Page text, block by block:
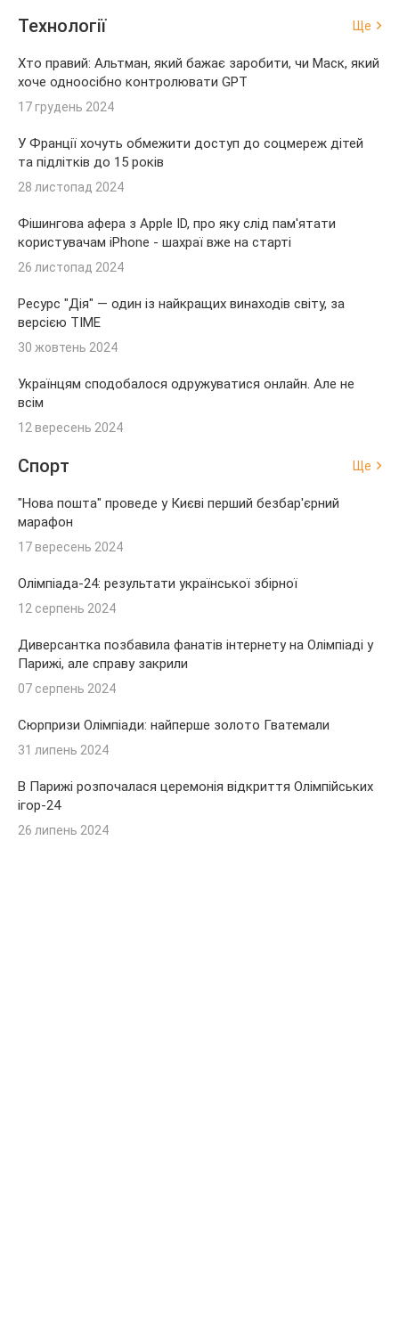
Технології Ще
Хто правий: Альтман, який бажає заробити, чи Маск, який
хоче одноосібно контролювати GPT
17 грудень 2024
У Франції хочуть обмежити доступ до соцмереж дітей
та підлітків до 15 років
28 листопад 2024
Фішингова афера з Apple ID, про яку слід пам'ятати
користувачам iPhone - шахраї вже на старті
26 листопад 2024
Ресурс "Дія" — один із найкращих винаходів світу, за
версією TIME
30 жовтень 2024
Українцям сподобалося одружуватися онлайн. Але не
всім
12 вересень 2024
Спорт Ще
"Нова пошта" проведе у Києві перший безбар'єрний
марафон
17 вересень 2024
Олімпіада-24: результати української збірної
12 серпень 2024
Диверсантка позбавила фанатів інтернету на Олімпіаді у
Парижі, але справу закрили
07 серпень 2024
Сюрпризи Олімпіади: найперше золото Гватемали
31 липень 2024
В Парижі розпочалася церемонія відкриття Олімпійських
ігор-24
26 липень 2024